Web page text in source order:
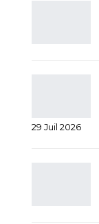
29 Juil 2026